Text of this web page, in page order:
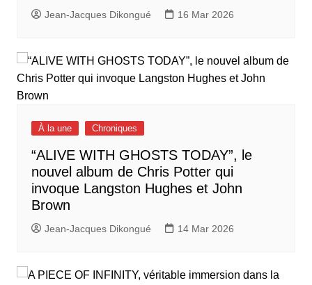
Jean-Jacques Dikongué 16 Mar 2026
À la une Chroniques
“ALIVE WITH GHOSTS TODAY”, le
nouvel album de Chris Potter qui
invoque Langston Hughes et John
Brown
Jean-Jacques Dikongué 14 Mar 2026